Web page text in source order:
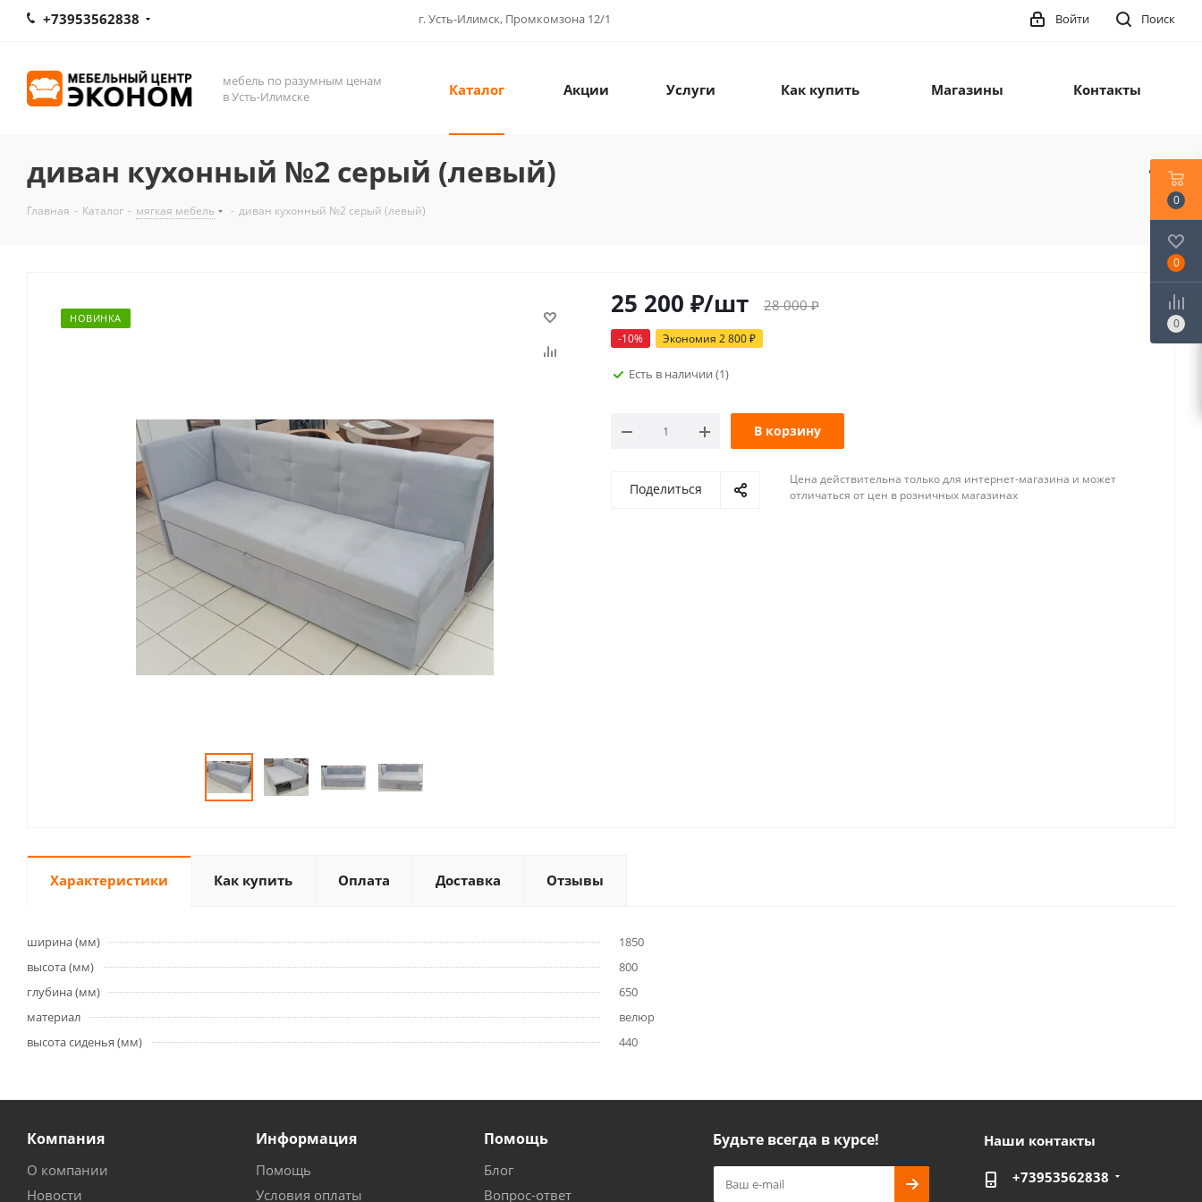
+73953562838 г. Усть-Илимск, Промкомзона 12/1 Поиск
Войти
мебель по разумным ценам
в Усть-Илимске
Каталог Акции Услуги Как купить Магазины Контакты
диван кухонный №2 серый (левый)
Главная - Каталог - мягкая мебель - диван кухонный №2 серый (левый)
НОВИНКА 25 200 ₽/шт 28 000₽
-10% Экономия 2 800₽
Есть в наличии (1)
В корзину
Поделиться
Цена действительна только для интернет-магазина и может
отличаться от цен в розничных магазинах
Характеристики Как купить Оплата Доставка Отзывы
ширина (мм)
1850
высота (мм)
800
глубина (мм)
650
материал
велюр
высота сиденья (мм)
440
Компания
О компании
Новости
Информация
Помощь
Условия оплаты
Помощь
Блог
Вопрос-ответ
Будьте всегда в курсе! Наши контакты
+73953562838
0
0
0